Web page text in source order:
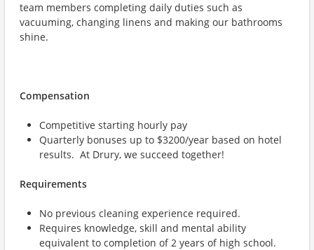
team members completing daily duties such as
vacuuming, changing linens and making our bathrooms
shine.
Compensation
Competitive starting hourly pay
Quarterly bonuses up to $3200/year based on hotel
results. At Drury, we succeed together!
Requirements
No previous cleaning experience required.
Requires knowledge, skill and mental ability
equivalent to completion of 2 years of high school.